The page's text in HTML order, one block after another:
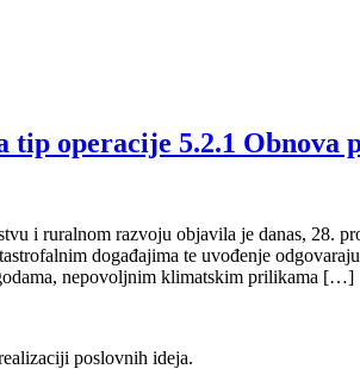
tip operacije 5.2.1
i ruralnom razvoju objavila je danas, 28.
događajima te uvođenje
nepovoljnim klimatskim prilikama […]
poslovnih ideja.